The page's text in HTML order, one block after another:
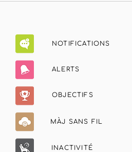
NOTIFICATIONS
ALERTS
OBJECTIFS
MÀJ SANS FIL
INACTIVITÉ